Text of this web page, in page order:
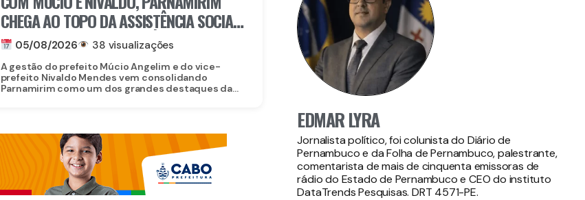
CHEGA AO TOPO DA ASSISTÊNCIA SOCIAL
EM PERNAMBUCO: MUNICÍPIO ALCANÇA A
4ª COLOCAÇÃO ENTRE OS 184
MUNICÍPIOS DO ESTADO NA GESTÃO DO
CADASTRO ÚNICO E DO PROGRAMA
05/08/2026 38 visualizações
A gestão do prefeito Múcio Angelim e do vice-
prefeito Nivaldo Mendes vem consolidando
Parnamirim como um dos grandes destaques da...
EDMAR LYRA
Jornalista político, foi colunista do Diário de
Pernambuco e da Folha de Pernambuco, palestrante,
comentarista de mais de cinquenta emissoras de
rádio do Estado de Pernambuco e CEO do instituto
DataTrends Pesquisas. DRT 4571-PE.